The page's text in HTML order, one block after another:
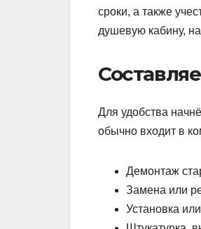
сроки, а также
душевую кабину,
Для удобства
обычно входит в
Демонтаж
Замена или
Установка